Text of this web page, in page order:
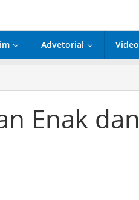
Advetorial Video
Enak dan